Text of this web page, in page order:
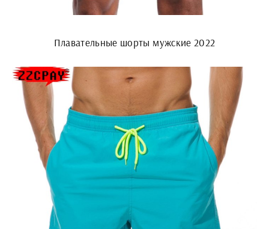
Плавательные шорты мужские 2022